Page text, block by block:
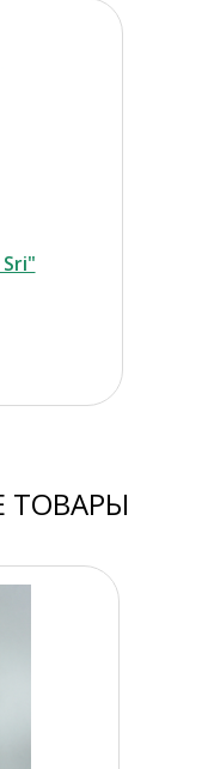
ТОВАРЫ